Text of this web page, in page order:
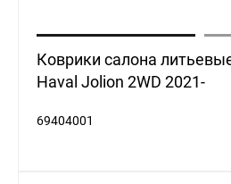
Коврики салона
Haval Jolion 2WD 2021-
69404001